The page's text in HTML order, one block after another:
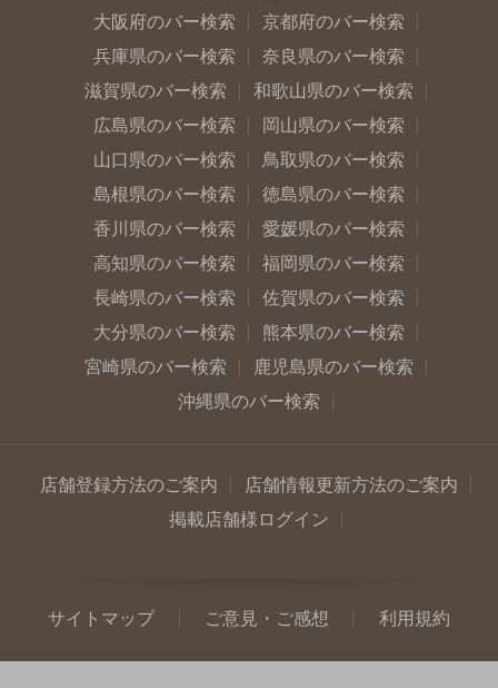
大阪府のバー検索
京都府のバー検索
兵庫県のバー検索
奈良県のバー検索
滋賀県のバー検索
和歌山県のバー検索
広島県のバー検索
岡山県のバー検索
山口県のバー検索
鳥取県のバー検索
島根県のバー検索
徳島県のバー検索
香川県のバー検索
愛媛県のバー検索
高知県のバー検索
福岡県のバー検索
長崎県のバー検索
佐賀県のバー検索
大分県のバー検索
熊本県のバー検索
宮崎県のバー検索
鹿児島県のバー検索
沖縄県のバー検索
店舗登録方法のご案内
店舗情報更新方法のご案内
掲載店舗様ログイン
サイトマップ ご意見・ご感想 利用規約